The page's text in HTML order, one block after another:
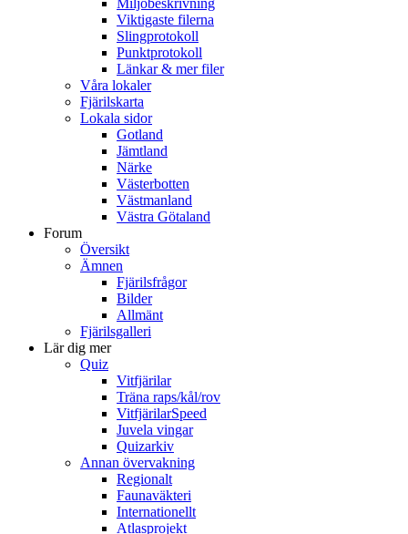
Viktigaste filerna
Slingprotokoll
Punktprotokoll
Länkar & mer filer
Våra lokaler
Fjärilskarta
Lokala sidor
Gotland
Jämtland
Närke
Västerbotten
Västmanland
Västra Götaland
Forum
Översikt
Ämnen
Fjärilsfrågor
Bilder
Allmänt
Fjärilsgalleri
Lär dig mer
Quiz
Vitfjärilar
Träna raps/kål/rov
VitfjärilarSpeed
Juvela vingar
Quizarkiv
Annan övervakning
Regionalt
Faunaväkteri
Internationellt
Atlasprojekt